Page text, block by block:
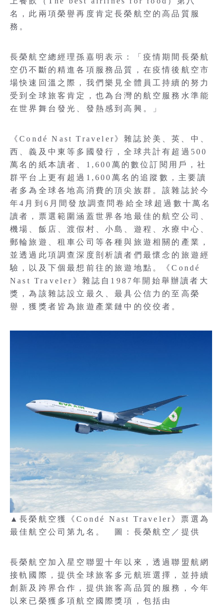
名，此兩項榮譽再度肯定長榮航空的高品質服
務。
長榮航空總經理孫嘉明表示：「疫情期間長榮航
空仍不斷的精進各項服務品質，在疫情後航空市
場快速回溫之際，我們樂見全體員工持續的努力
受到全球旅客肯定，也為台灣的航空服務水準能
在世界舞台發光、發熱感到高興。」
《Condé Nast Traveler》雜誌於美、英、中、
西、義及中東等多國發行，全球共計有超過500
萬名的紙本讀者、1,600萬的數位訂閱用戶，社
群平台上更有超過1,600萬名的追蹤數，主要讀
者多為全球各地高消費的頂尖族群。該雜誌於今
年4月到6月間發放調查問卷給全球超過數十萬名
讀者，票選範圍涵蓋世界各地最佳的航空公司、
機場、飯店、渡假村、小島、遊程、水療中心、
郵輪旅遊、租車公司等各種與旅遊相關的產業，
並透過此項調查深度剖析讀者們最懷念的旅遊經
驗，以及下個最想前往的旅遊地點。《Condé
Nast Traveler》雜誌自1987年開始舉辦讀者大
獎，為該雜誌設立最久、最具公信力的至高榮
譽，獲獎者皆為旅遊產業鏈中的佼佼者。
▲長榮航空獲《Condé Nast Traveler》票選為
最佳航空公司第九名。 圖：長榮航空／提供
長榮航空加入星空聯盟十年以來，透過聯盟航網
接軌國際，提供全球旅客多元航班選擇，並持續
創新及跨界合作，提供旅客高品質的服務，今年
以來已榮獲多項航空國際獎項，包括由